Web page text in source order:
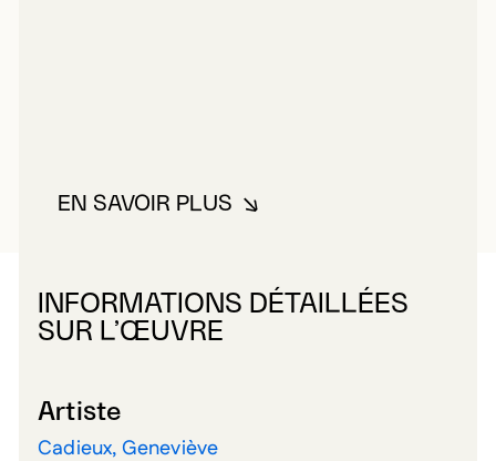
EN SAVOIR PLUSÀ PROPOS DE CADIEUX,
INFORMATIONS DÉTAILLÉES
SUR L’ŒUVRE
Artiste
Cadieux, Geneviève